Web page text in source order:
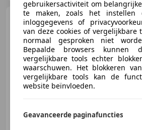
Estate E
€
63.487 km
gebruikersactiviteit om
te maken, zoals het instellen
inloggegevens of
van deze cookies of vergelijkbare
normaal gesproken niet
Bepaalde browsers kunnen
vergelijkbare tools echter
waarschuwen. Het blokkeren
vergelijkbare tools kan de
website beïnvloeden.
Geavanceerde paginafuncties